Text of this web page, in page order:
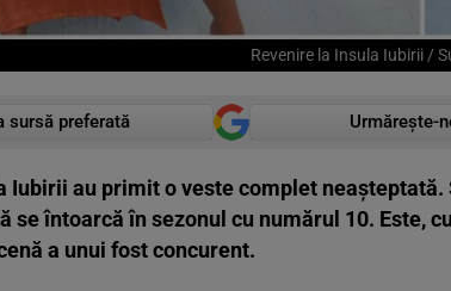
Revenire la Insula Iubirii /
sursă preferată Urmărește-
Iubirii au primit o veste complet neașteptată.
se întoarcă în sezonul cu numărul 10. Este,
a unui fost concurent.